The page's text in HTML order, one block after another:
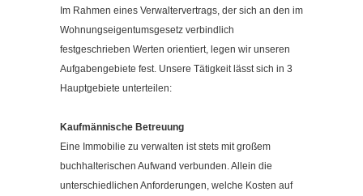
Im Rahmen eines Verwaltervertrags, der sich an den im
Wohnungseigentumsgesetz verbindlich
festgeschrieben Werten orientiert, legen wir unseren
Aufgabengebiete fest. Unsere Tätigkeit lässt sich in 3
Hauptgebiete unterteilen:
Kaufmännische Betreuung
Eine Immobilie zu verwalten ist stets mit großem
buchhalterischen Aufwand verbunden. Allein die
unterschiedlichen Anforderungen, welche Kosten auf